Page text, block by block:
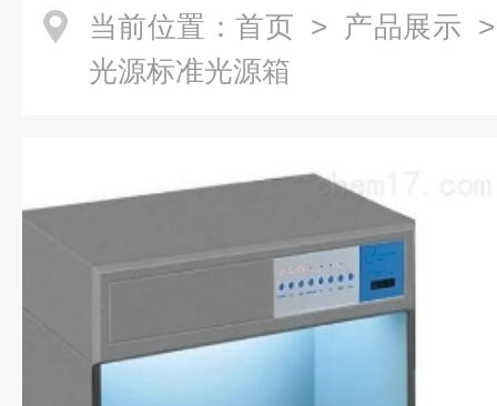
当前位置： 首页 > 产品展示
光源标准光源箱